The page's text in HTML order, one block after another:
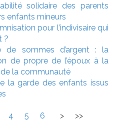
solidaire des parents
enfants mineurs
pour l’indivisaire qui
?
de sommes d’argent : la
de propre de l’époux à la
la communauté
la garde des enfants issus
4 5 6 > >>